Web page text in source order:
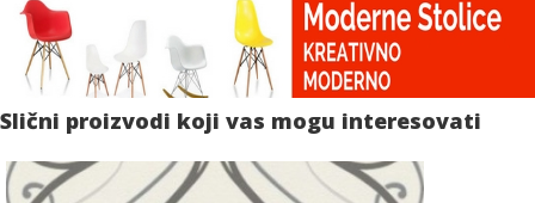
Slični proizvodi koji vas mogu interesovati